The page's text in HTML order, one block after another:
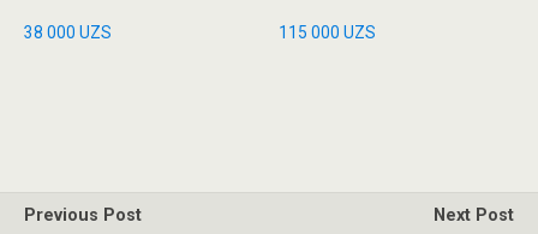
38 000 UZS 115 000UZS
Previous Post
Next Post